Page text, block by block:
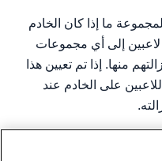
ما إذا كان الخادم
إلى أي مجموعات
منها. إذا تم تعيين هذا
على الخادم عند